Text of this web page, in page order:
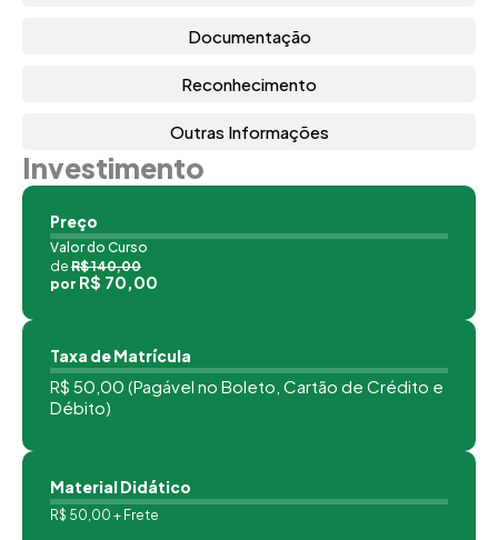
Documentação
Reconhecimento
Outras Informações
Investimento
Preço
Valor do Curso
de R$ 140,00
por R$ 70,00
Taxa de Matrícula
R$ 50,00 (Pagável no Boleto, Cartão de Crédito e
Débito)
Material Didático
R$ 50,00 + Frete